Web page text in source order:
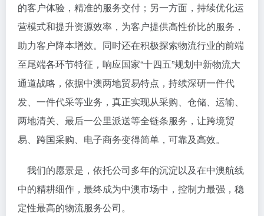
的客户体验，精准的服务交付；另一方面，持续优化运
营模式和提升资源效率，为客户提供高性价比的服务，
助力客户降本增效。同时还在积极探索物流行业的前端
至尾端各环节特征，响应国家“十四五”规划中新物流大
通道战略，依据中澳两地贸易特点，持续深研一件代
发、一件代采等业务，真正实现从采购、仓储、运输、
两地清关、最后一公里派送等全链条服务，让跨境贸
易、跨国采购、电子商务变得简单，可靠及高效。
我们的愿景是，依托公司多年的沉淀以及在中澳航线
中的精耕细作，最终成为中澳市场中，控制力最强，稳
定性最高的物流服务公司。